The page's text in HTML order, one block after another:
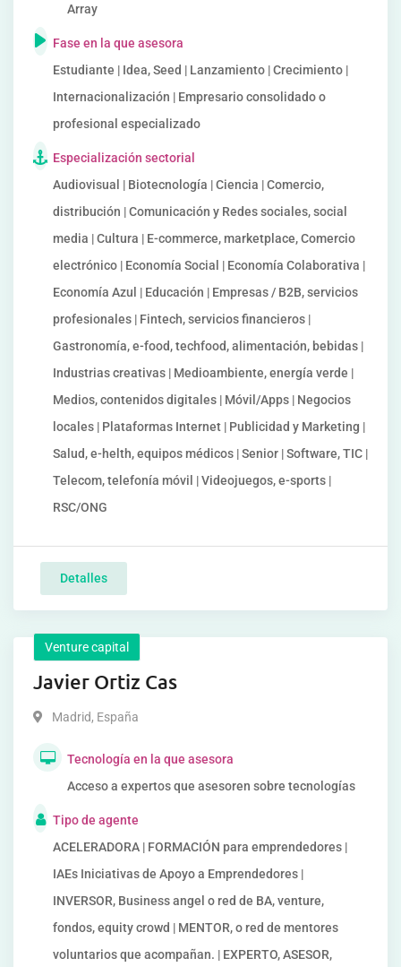
Array
Fase en la que asesora
Estudiante | Idea, Seed | Lanzamiento | Crecimiento |
Internacionalización | Empresario consolidado o
profesional especializado
Especialización sectorial
Audiovisual | Biotecnología | Ciencia | Comercio,
distribución | Comunicación y Redes sociales, social
media | Cultura | E-commerce, marketplace, Comercio
electrónico | Economía Social | Economía Colaborativa |
Economía Azul | Educación | Empresas / B2B, servicios
profesionales | Fintech, servicios financieros |
Gastronomía, e-food, techfood, alimentación, bebidas |
Industrias creativas | Medioambiente, energía verde |
Medios, contenidos digitales | Móvil/Apps | Negocios
locales | Plataformas Internet | Publicidad y Marketing |
Salud, e-helth, equipos médicos | Senior | Software, TIC |
Telecom, telefonía móvil | Videojuegos, e-sports |
RSC/ONG
Detalles
Venture capital
Javier Ortiz Cas
Madrid, España
Tecnología en la que asesora
Acceso a expertos que asesoren sobre tecnologías
Tipo de agente
ACELERADORA | FORMACIÓN para emprendedores |
IAEs Iniciativas de Apoyo a Emprendedores |
INVERSOR, Business angel o red de BA, venture,
fondos, equity crowd | MENTOR, o red de mentores
voluntarios que acompañan. | EXPERTO, ASESOR,